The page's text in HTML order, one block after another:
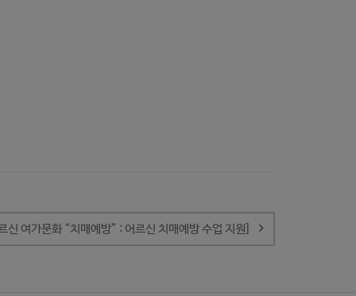
신 여가문화 “치매예방” : 어르신 치매예방 수업 지원]